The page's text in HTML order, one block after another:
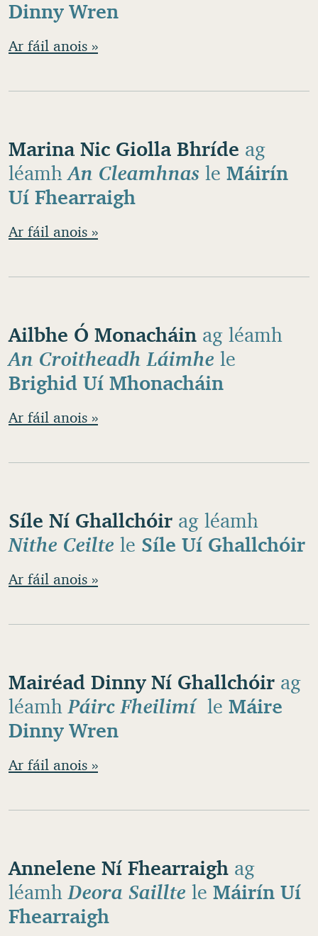
Dinny Wren
Ar fáil anois »
Marina Nic Giolla Bhríde ag
léamhAn Cleamhnas le Máirín
Uí Fhearraigh
Ar fáil anois »
Ailbhe Ó Monacháin ag léamh
An Croitheadh Láimhe le
Brighid Uí Mhonacháin
Ar fáil anois »
Síle Ní Ghallchóir ag léamh
Nithe Ceilte le Síle Uí Ghallchóir
Ar fáil anois »
Mairéad Dinny Ní Ghallchóir ag
léamh Páirc Fheilimí le Máire
Dinny Wren
Ar fáil anois »
Annelene Ní Fhearraigh ag
léamh Deora Saillte le Máirín Uí
Fhearraigh